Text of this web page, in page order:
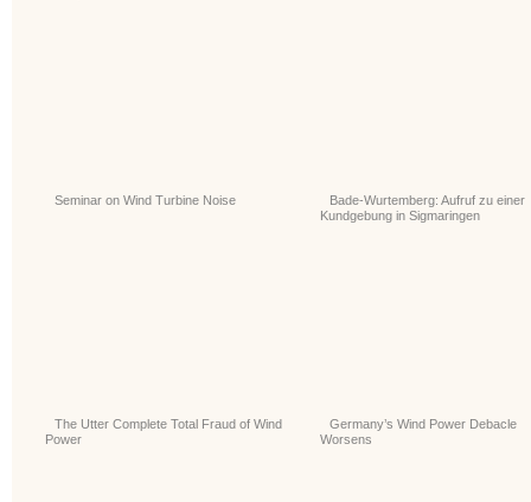
Seminar on Wind Turbine Noise
Bade-Wurtemberg: Aufruf zu einer
Kundgebung in Sigmaringen
The Utter Complete Total Fraud of Wind
Power
Germany’s Wind Power Debacle
Worsens